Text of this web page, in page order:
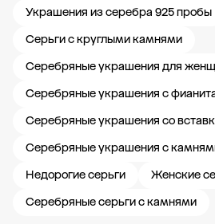
Украшения из серебра 925 пробы
Серьги с круглыми камнями
Серебряные украшения для
Серебряные украшения с
Серебряные украшения со
Серебряные украшения с
Недорогие серьги
Женские
Серебряные серьги с камнями